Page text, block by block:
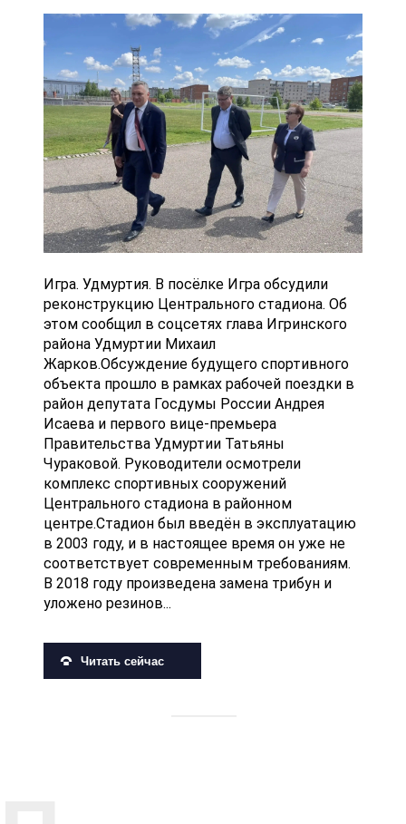
Игра. Удмуртия. В посёлке Игра обсудили
реконструкцию Центрального стадиона. Об
этом сообщил в соцсетях глава Игринского
района Удмуртии Михаил
Жарков.Обсуждение будущего спортивного
объекта прошло в рамках рабочей поездки в
район депутата Госдумы России Андрея
Исаева и первого вице-премьера
Правительства Удмуртии Татьяны
Чураковой. Руководители осмотрели
комплекс спортивных сооружений
Центрального стадиона в районном
центре.Стадион был введён в эксплуатацию
в 2003 году, и в настоящее время он уже не
соответствует современным требованиям.
В 2018 году произведена замена трибун и
уложено резинов...
Читать сейчас